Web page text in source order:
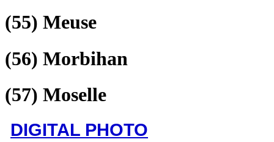
(55) Meuse
(56) Morbihan
(57) Moselle
DIGITAL PHOTO